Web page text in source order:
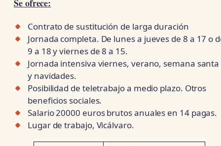
Se ofrece:
Contrato de sustitución de larga duración
Jornada completa. De lunes a jueves de 8 a 17 o
9 a 18 y viernes de 8 a 15.
Jornada intensiva viernes, verano, semana santa
y navidades.
Posibilidad de teletrabajo a medio plazo. Otros
beneficios sociales.
Salario 20000 euros brutos anuales en 14 pagas.
Lugar de trabajo, Vicálvaro.